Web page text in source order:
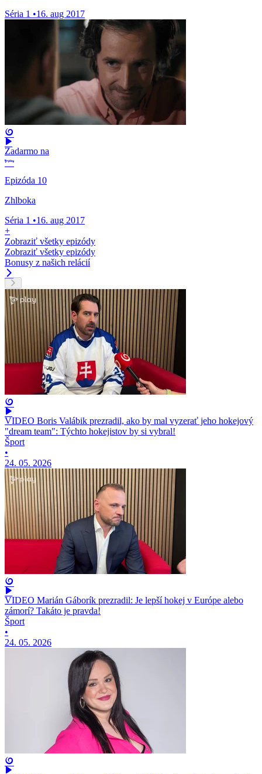
Séria 1 •16. aug 2017
Zadarmo na
Epizóda 10
Zhlboka
Séria 1 •16. aug 2017
+
Zobraziť všetky epizódy
Zobraziť všetky epizódy
Bonusy z našich relácií
VIDEO Boris Valábik prezradil, ako by mal vyzerať jeho hokejový
"dream team": Týchto hokejistov by si vybral!
Šport
•
24. 05. 2026
VIDEO Marián Gáborík prezradil: Je lepší hokej v Európe alebo
zámorí? Takáto je pravda!
Šport
•
24. 05. 2026